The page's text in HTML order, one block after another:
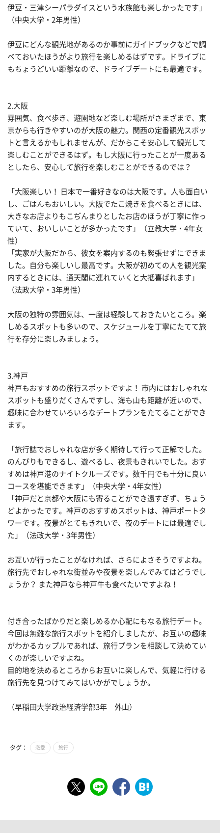
伊豆・三津シーパラダイスという水族館も楽しかったです」
（中央大学・2年男性）
伊豆にどんな観光地があるのか事前にガイドブックなどで調
べておいたほうがより旅行を楽しめるはずです。ドライブに
もちょうどいい距離なので、ドライブデートにも最適です。
2.大阪
雰囲気、食べ歩き、遊園地など楽しむ場所がさまざまで、東
京からも行きやすいのが大阪の魅力。関西の定番観光スポッ
トと言えるかもしれませんが、だからこそ安心して観光して
楽しむことができるはず。もし大阪に行ったことが一度ある
としたら、安心して旅行を楽しむことができるのでは？
「大阪楽しい！ 日本で一番好きなのは大阪です。人も面白い
し、ごはんもおいしい。大阪でたこ焼きを食べるときには、
大きなお店よりもこぢんまりとしたお店のほうが丁寧に作っ
ていて、おいしいことが多かったです」（立教大学・4年女
性）
「実家が大阪だから、彼女を案内するのも緊張せずにできま
した。自分も楽しいし最高です。大阪が初めての人を観光案
内するときには、通天閣に連れていくと大抵喜ばれます」
（法政大学・3年男性）
大阪の独特の雰囲気は、一度は経験しておきたいところ。楽
しめるスポットも多いので、スケジュールを丁寧にたてて旅
行を存分に楽しみましょう。
3.神戸
神戸もおすすめの旅行スポットですよ！ 市内にはおしゃれな
スポットも盛りだくさんですし、海も山も距離が近いので、
趣味に合わせていろいろなデートプランをたてることができ
ます。
「旅行誌でおしゃれな店が多く期待して行って正解でした。
のんびりもできるし、遊べるし、夜景もきれいでした。おす
すめは神戸港のナイトクルーズです。数千円でも十分に良い
コースを堪能できます」（中央大学・4年女性）
「神戸だと京都や大阪にも寄ることができ遠すぎず、ちょう
どよかったです。神戸のおすすめスポットは、神戸ポートタ
ワーです。夜景がとてもきれいで、夜のデートには最適でし
た」（法政大学・3年男性）
お互いが行ったことがなければ、さらによさそうですよね。
旅行先でおしゃれな街並みや夜景を楽しんでみてはどうでし
ょうか？ また神戸なら神戸牛も食べたいですよね！
付き合ったばかりだと楽しめるか心配にもなる旅行デート。
今回は無難な旅行スポットを紹介しましたが、お互いの趣味
がわかるカップルであれば、旅行プランを相談して決めてい
くのが楽しいですよね。
目的地を決めるところからお互いに楽しんで、気軽に行ける
旅行先を見つけてみてはいかがでしょうか。
（早稲田大学政治経済学部3年 外山）
タグ： 恋愛 旅行